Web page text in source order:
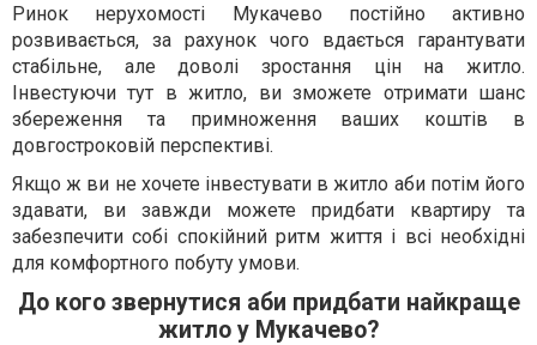
Ринок нерухомості Мукачево постійно активно
розвивається, за рахунок чого вдається гарантувати
стабільне, але доволі зростання цін на житло.
Інвестуючи тут в житло, ви зможете отримати шанс
збереження та примноження ваших коштів в
довгостроковій перспективі.
Якщо ж ви не хочете інвестувати в житло аби потім його
здавати, ви завжди можете придбати квартиру та
забезпечити собі спокійний ритм життя і всі необхідні
для комфортного побуту умови.
До кого звернутися аби придбати найкраще
житло у Мукачево?